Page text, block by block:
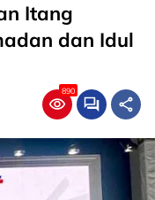
Itang
dan Idul
890